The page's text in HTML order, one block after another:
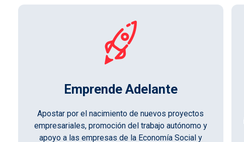
Emprende Adelante
Apostar por el nacimiento de nuevos proyectos
empresariales, promoción del trabajo autónomo y
apoyo a las empresas de la Economía Social y